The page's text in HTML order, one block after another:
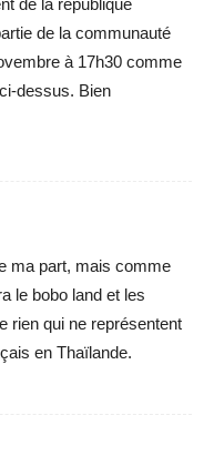
de la république
de la communauté
à 17h30 comme
dessus. Bien
ma part, mais comme
le bobo land et les
rien qui ne représentent
en Thaïlande.